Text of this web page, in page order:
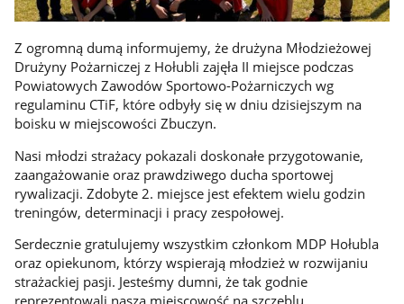
Z ogromną dumą informujemy, że drużyna Młodzieżowej
Drużyny Pożarniczej z Hołubli zajęła II miejsce podczas
Powiatowych Zawodów Sportowo-Pożarniczych wg
regulaminu CTiF, które odbyły się w dniu dzisiejszym na
boisku w miejscowości Zbuczyn.
Nasi młodzi strażacy pokazali doskonałe przygotowanie,
zaangażowanie oraz prawdziwego ducha sportowej
rywalizacji. Zdobyte 2. miejsce jest efektem wielu godzin
treningów, determinacji i pracy zespołowej.
Serdecznie gratulujemy wszystkim członkom MDP Hołubla
oraz opiekunom, którzy wspierają młodzież w rozwijaniu
strażackiej pasji. Jesteśmy dumni, że tak godnie